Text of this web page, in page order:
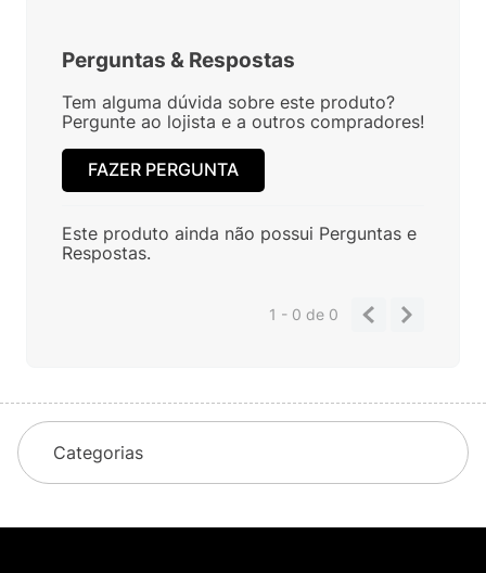
Perguntas & Respostas
Tem alguma dúvida sobre este produto?
Pergunte ao lojista e a outros compradores!
FAZER PERGUNTA
Este produto ainda não possui Perguntas e
Respostas.
1 - 0de 0
Categorias